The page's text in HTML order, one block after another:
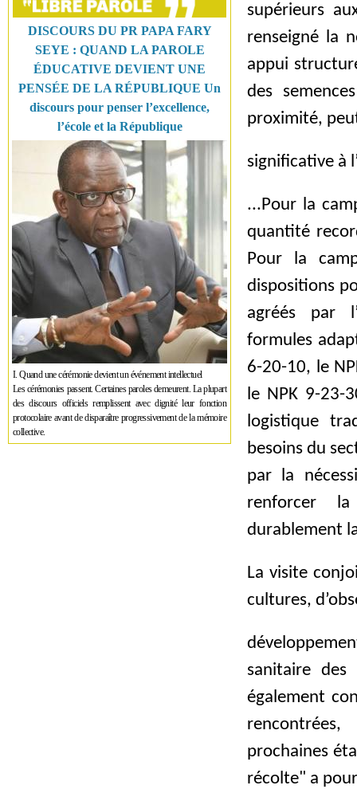
DISCOURS DU PR PAPA FARY
SEYE : QUAND LA PAROLE
ÉDUCATIVE DEVIENT UNE
PENSÉE DE LA RÉPUBLIQUE Un
discours pour penser l’excellence,
l’école et la République
I. Quand une cérémonie devient un événement intellectuel
Les cérémonies passent. Certaines paroles demeurent. La plupart
des discours officiels remplissent avec dignité leur fonction
protocolaire avant de disparaître progressivement de la mémoire
collective.
supérieurs
renseigné la
appui
des
proximité,
significative à
...Pour la
quantité
Pour la
dispositions
agréés par
formules
6-20-10, le
le NPK 9-23-
logistique
besoins du
par la
renforcer la
durablement
La visite
cultures,
sanitaire
également
prochaines
récolte" a